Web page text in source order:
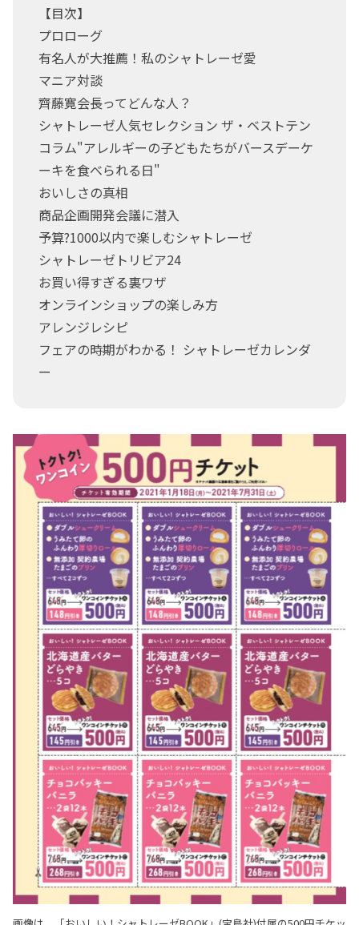
【目次】
プロローグ
有名人が大推薦！私のシャトレーゼ愛
マニア対談
齊藤寛会長ってどんな人？
シャトレーゼ人気セレクション ザ・ベストテン
コラム"アレルギーの子どもたちがバースデーケ
ーキを食べられる日"
おいしさの真相
商品企画開発会議に潜入
予算?1000以内で楽しむシャトレーゼ
シャトレーゼトリビア24
お買い得すぎる裏ワザ
オンラインショップの楽しみ方
アレンジレシピ
フェアの時期がわかる！ シャトレーゼカレンダ
ー